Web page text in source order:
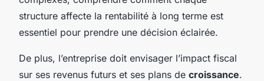
structure affecte la rentabilité à long terme est
essentiel pour prendre une décision éclairée.
De plus, l’entreprise doit envisager l’impact fiscal
sur ses revenus futurs et ses plans de croissance.